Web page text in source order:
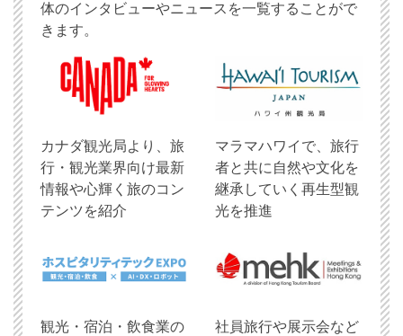
体のインタビューやニュースを一覧することがで
きます。
​カナダ観光局より、旅
行・観光業界向け最新
情報や心輝く旅のコン
テンツを紹介
マラマハワイで、旅行
者と共に自然や文化を
継承していく再生型観
光を推進
観光・宿泊・飲食業の
社員旅行や展示会など